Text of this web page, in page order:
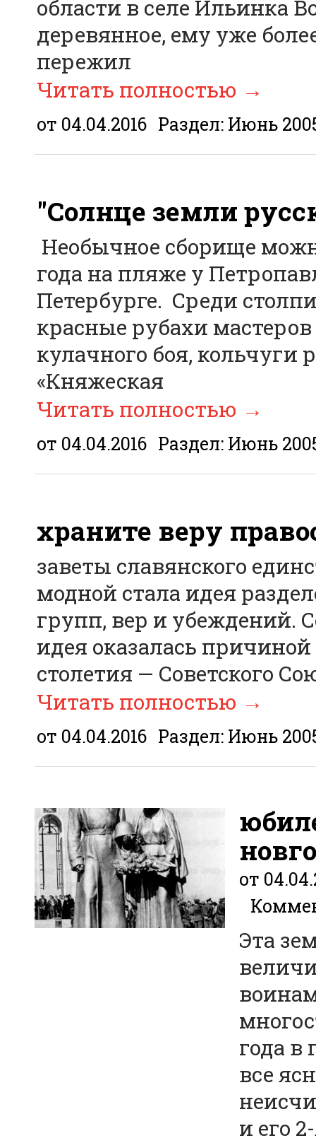
области в селе Ильинка
деревянное, ему уже
пережил
Читать полностью →
от 04.04.2016 Раздел: Июнь
"Солнце земли
Необычное сборище
года на пляже у
Петербурге. Среди
красные рубахи
кулачного боя, кольчуги
«Княжеская
Читать полностью →
от 04.04.2016 Раздел: Июнь
храните веру
заветы славянского
модной стала идея
групп, вер и убеждений.
идея оказалась
столетия — Советского
Читать полностью →
от 04.04.2016 Раздел: Июнь
от
Эта
года в
все
и его